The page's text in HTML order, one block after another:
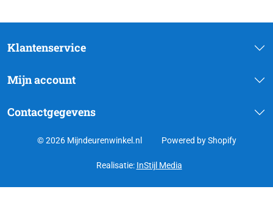
Klantenservice
Mijn account
Contactgegevens
© 2026 Mijndeurenwinkel.nl Powered by Shopify
Realisatie: InStijl Media